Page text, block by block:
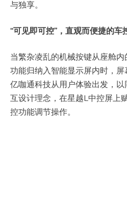
与独享。
“可见即可控”，直观而便捷的车
当繁杂凌乱的机械按键从座舱
功能归纳入智能显示屏内时，屏
亿咖通科技从用户体验出发，
互设计理念，在星越L中控屏上
控功能调节操作。